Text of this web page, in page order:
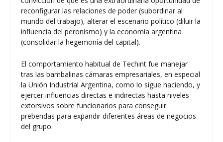
reconfigurar las relaciones de poder (subordinar al
mundo del trabajo), alterar el escenario político (diluir la
influencia del peronismo) y la economía argentina
(consolidar la hegemonía del capital).
El comportamiento habitual de Techint fue manejar
tras las bambalinas cámaras empresariales, en especial
la Unión Industrial Argentina, como lo sigue haciendo, y
ejercer influencias directas e indirectas hasta niveles
extorsivos sobre funcionarios para conseguir
prebendas para expandir diferentes áreas de negocios
del grupo.